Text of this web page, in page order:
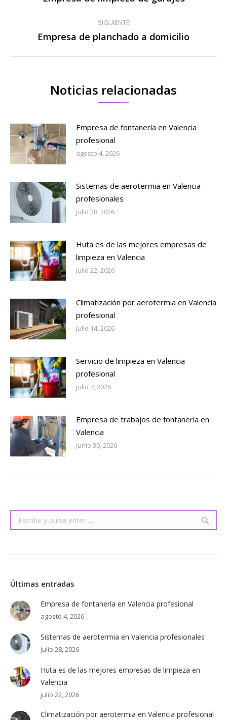
publicaciones
SIGUIENTE
Publicación
Empresa de planchado a domicilio
Noticias relacionadas
Empresa de fontanería en Valencia
profesional
agosto 4, 2026
Sistemas de aerotermia en Valencia
profesionales
julio 28, 2026
Huta es de las mejores empresas de
limpieza en Valencia
julio 22, 2026
Climatización por aerotermia en Valencia
profesional
julio 14, 2026
Servicio de limpieza en Valencia
profesional
julio 7, 2026
Empresa de trabajos de fontanería en
Valencia
junio 30, 2026
Buscar:
Últimas entradas
Empresa de fontanería en Valencia profesional
agosto 4, 2026
Sistemas de aerotermia en Valencia profesionales
julio 28, 2026
Huta es de las mejores empresas de limpieza en
Valencia
julio 22, 2026
Climatización por aerotermia en Valencia profesional